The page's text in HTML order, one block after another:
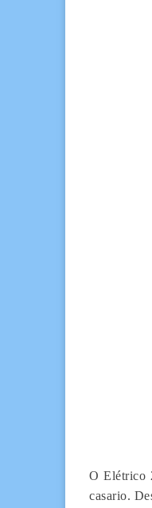
O Elétrico
casario.